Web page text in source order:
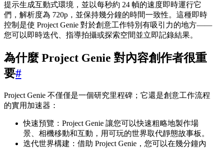
提示生成互動式環境，並以每秒約 24 幀的速度即時運行它
們，解析度為 720p，並保持幾分鐘的時間一致性。這種即時
控制是使 Project Genie 對於創意工作特別有吸引力的地方——
您可以即時迭代、指導拍攝或探索空間並立即記錄結果。
為什麼 Project Genie 對內容創作者很重
要#
Project Genie 不僅僅是一個研究里程碑；它還是創意工作流程
的實用加速器：
快速預覽：Project Genie 讓您可以快速粗略地製作場
景、相機移動和互動，用可玩的世界取代靜態故事板。
迭代世界構建：借助 Project Genie，您可以在幾分鐘內